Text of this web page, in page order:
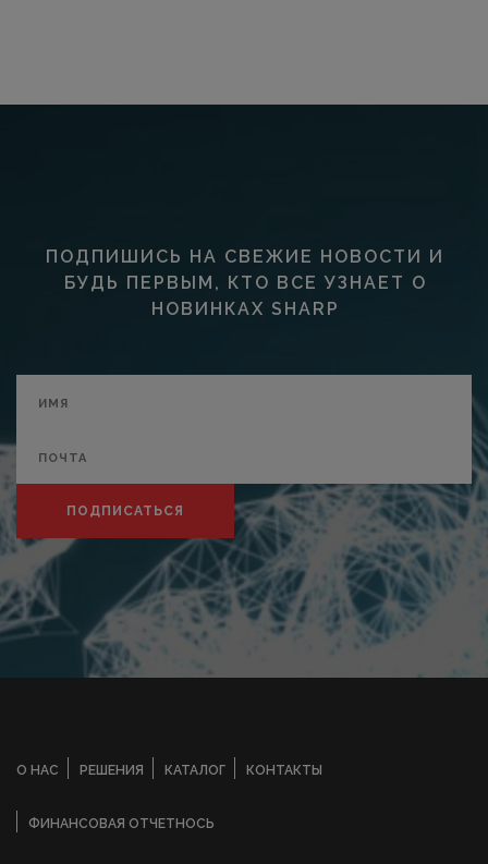
ПОДПИШИСЬ НА СВЕЖИЕ НОВОСТИ И
БУДЬ ПЕРВЫМ, КТО ВСЕ УЗНАЕТ О
НОВИНКАХ SHARP
ПОДПИСАТЬСЯ
О НАС РЕШЕНИЯ КАТАЛОГ КОНТАКТЫ
ФИНАНСОВАЯ ОТЧЕТНОСЬ